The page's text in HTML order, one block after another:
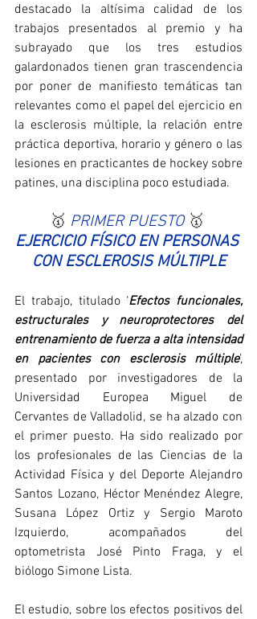
destacado la altísima calidad de los
trabajos presentados al premio y ha
subrayado que los tres estudios
galardonados tienen gran trascendencia
por poner de manifiesto temáticas tan
relevantes como el papel del ejercicio en
la esclerosis múltiple, la relación entre
práctica deportiva, horario y género o las
lesiones en practicantes de hockey sobre
patines, una disciplina poco estudiada.
🥇 PRIMER PUESTO 🥇
EJERCICIO FÍSICO EN PERSONAS
CON ESCLEROSIS MÚLTIPLE
El trabajo, titulado ‘Efectos funcionales,
estructurales y neuroprotectores del
entrenamiento de fuerza a alta intensidad
en pacientes con esclerosis múltiple’,
presentado por investigadores de la
Universidad Europea Miguel de
Cervantes de Valladolid, se ha alzado con
el primer puesto. Ha sido realizado por
los profesionales de las Ciencias de la
Actividad Física y del Deporte Alejandro
Santos Lozano, Héctor Menéndez Alegre,
Susana López Ortiz y Sergio Maroto
Izquierdo, acompañados del
optometrista José Pinto Fraga, y el
biólogo Simone Lista.
El estudio, sobre los efectos positivos del